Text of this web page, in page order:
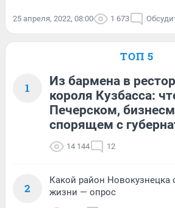
25 апреля, 2022, 08:00 1 673
ТОП 5
1
Из бармена в
короля Кузбасса:
Печерском,
спорящем с
14 144 12
2
Какой район
жизни — опрос